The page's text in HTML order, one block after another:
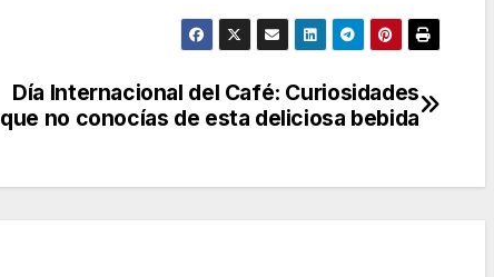
Día Internacional del Café: Curiosidades
que no conocías de esta deliciosa bebida